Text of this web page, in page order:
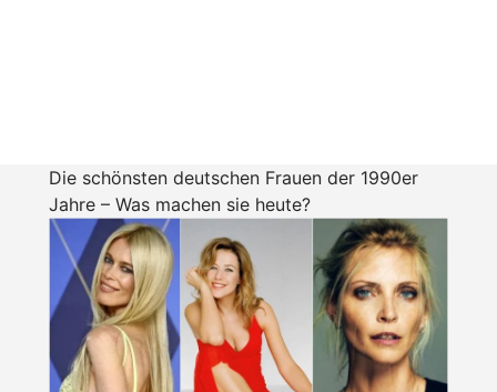
Die schönsten deutschen Frauen der 1990er
Jahre – Was machen sie heute?